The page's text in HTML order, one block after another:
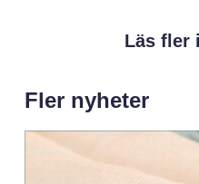
Läs fler
Fler nyheter